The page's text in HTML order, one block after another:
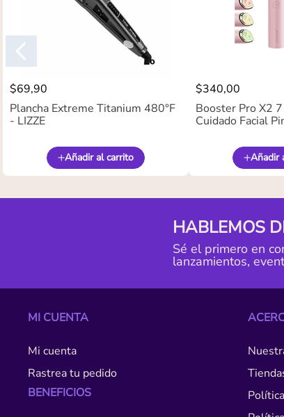
$69,90
Plancha Extreme Titanium 480°F
- LIZZE
Añadir al carrito
$340,00
Booster Pro X2
Cuidado Facial
Añadir
HABLEMOS
Sé el primero en
lanzamientos,
MI CUENTA
Mi cuenta
Rastrea tu pedido
BENEFICIOS